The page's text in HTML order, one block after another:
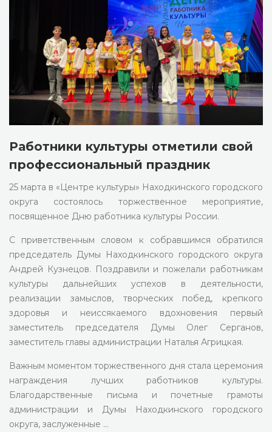
Работники культуры отметили свой
профессиональный праздник
25 марта в «Центре культуры» Находкинского городского
округа состоялось торжественное мероприятие,
посвященное Дню работника культуры России.
С приветственным словом к собравшимся обратился
председатель Думы Находкинского городского округа
Андрей Кузнецов. Поздравили и пожелали работникам
культуры дальнейших успехов в деятельности,
реализации замыслов, творческих побед, крепкого
здоровья и неиссякаемого вдохновения первый
заместитель председателя Думы Олег Серганов,
заместитель главы администрации Наталья Агрицкая.
Важным моментом торжественного дня стала церемония
награждения лучших работников культуры.
Благодарственные письма и почетные грамоты
администрации и Думы Находкинского городского
округа, заслуженные …